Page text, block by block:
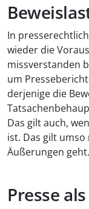
In
wieder die
missverstanden
um
derjenige die
Das gilt auch,
ist. Das gilt
Äußerungen geht.
Presse